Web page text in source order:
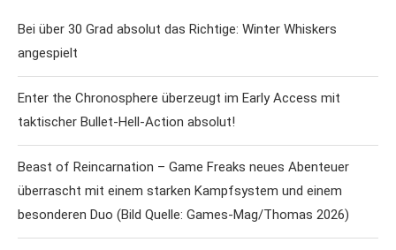
Bei über 30 Grad absolut das Richtige: Winter Whiskers
angespielt
Enter the Chronosphere überzeugt im Early Access mit
taktischer Bullet-Hell-Action absolut!
Beast of Reincarnation – Game Freaks neues Abenteuer
überrascht mit einem starken Kampfsystem und einem
besonderen Duo (Bild Quelle: Games-Mag/Thomas 2026)